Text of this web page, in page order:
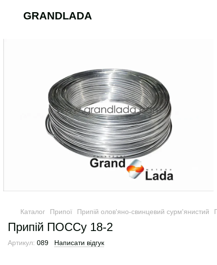
GRANDLADA
Каталог Припої Припій олов'яно-свинцевий сурм'янистий
Припій ПОССу 18-2
Артикул: 089 Написати відгук